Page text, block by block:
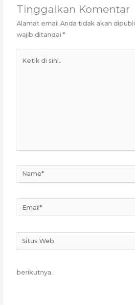
Tinggalkan Komentar
Alamat email Anda tidak akan
wajib ditandai*
Name*
Email*
Situs
Web
berikutnya.